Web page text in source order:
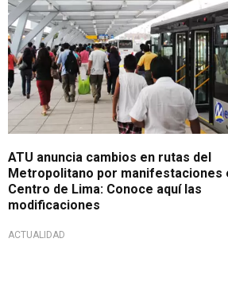
ATU anuncia cambios en rutas del
Metropolitano por manifestaciones
Centro de Lima: Conoce aquí las
modificaciones
ACTUALIDAD